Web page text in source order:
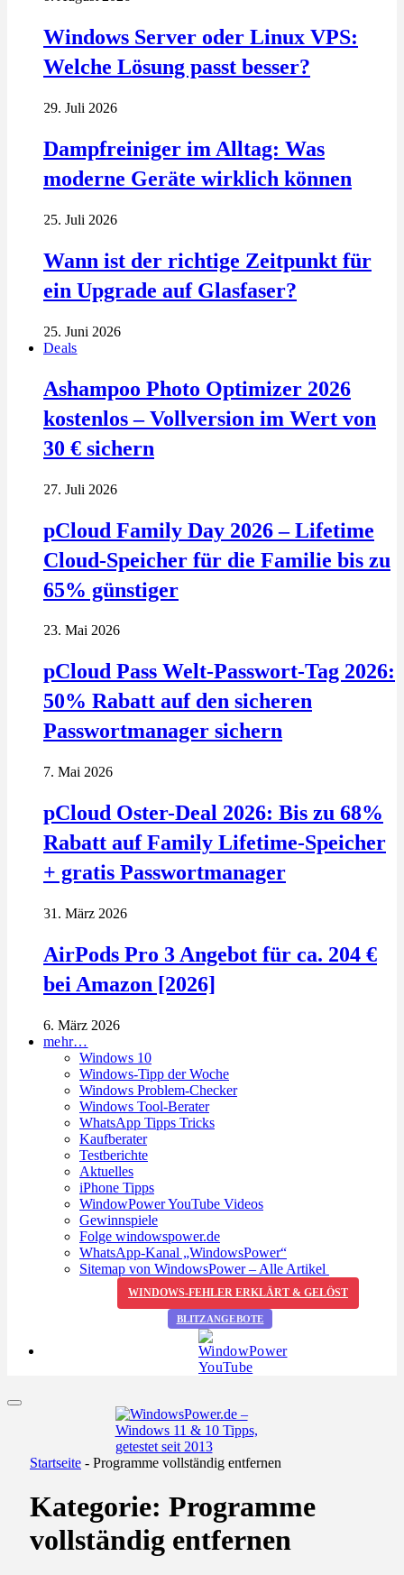
Windows Server oder Linux VPS:
Welche Lösung passt besser?
29. Juli 2026
Dampfreiniger im Alltag: Was
moderne Geräte wirklich können
25. Juli 2026
Wann ist der richtige Zeitpunkt für
ein Upgrade auf Glasfaser?
25. Juni 2026
Deals
Ashampoo Photo Optimizer 2026
kostenlos – Vollversion im Wert von
30 € sichern
27. Juli 2026
pCloud Family Day 2026 – Lifetime
Cloud-Speicher für die Familie bis zu
65% günstiger
23. Mai 2026
pCloud Pass Welt-Passwort-Tag 2026:
50% Rabatt auf den sicheren
Passwortmanager sichern
7. Mai 2026
pCloud Oster-Deal 2026: Bis zu 68%
Rabatt auf Family Lifetime-Speicher
+ gratis Passwortmanager
31. März 2026
AirPods Pro 3 Angebot für ca. 204 €
bei Amazon [2026]
6. März 2026
mehr…
Windows 10
Windows-Tipp der Woche
Windows Problem-Checker
Windows Tool-Berater
WhatsApp Tipps Tricks
Kaufberater
Testberichte
Aktuelles
iPhone Tipps
WindowPower YouTube Videos
Gewinnspiele
Folge windowspower.de
WhatsApp-Kanal „WindowsPower“
Sitemap von WindowsPower – Alle Artikel
WINDOWS-FEHLER ERKLÄRT & GELÖST
BLITZANGEBOTE
Startseite - Programme vollständig entfernen
Kategorie: Programme
vollständig entfernen